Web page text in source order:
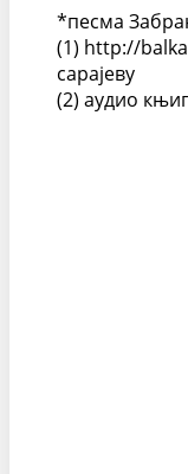
*песма
(1) http://
сарајеву
(2) аудио